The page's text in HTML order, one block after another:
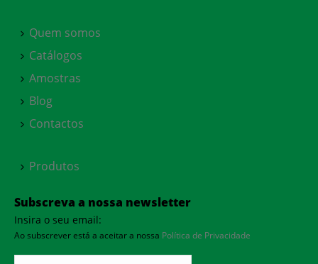
Quem somos
Catálogos
Amostras
Blog
Contactos
Produtos
Subscreva a nossa newsletter
Insira o seu email:
Ao subscrever está a aceitar a nossa Política de Privacidade